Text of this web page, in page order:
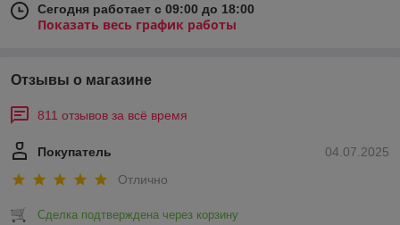
Сегодня работает с 09:00 до 18:00
Показать весь график работы
Отзывы о магазине
811 отзывов за всё время
04.07.2025
Покупатель
Отлично
Сделка подтверждена через корзину